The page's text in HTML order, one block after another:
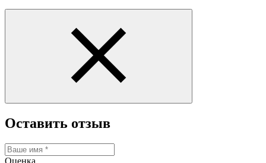
Оставить отзыв